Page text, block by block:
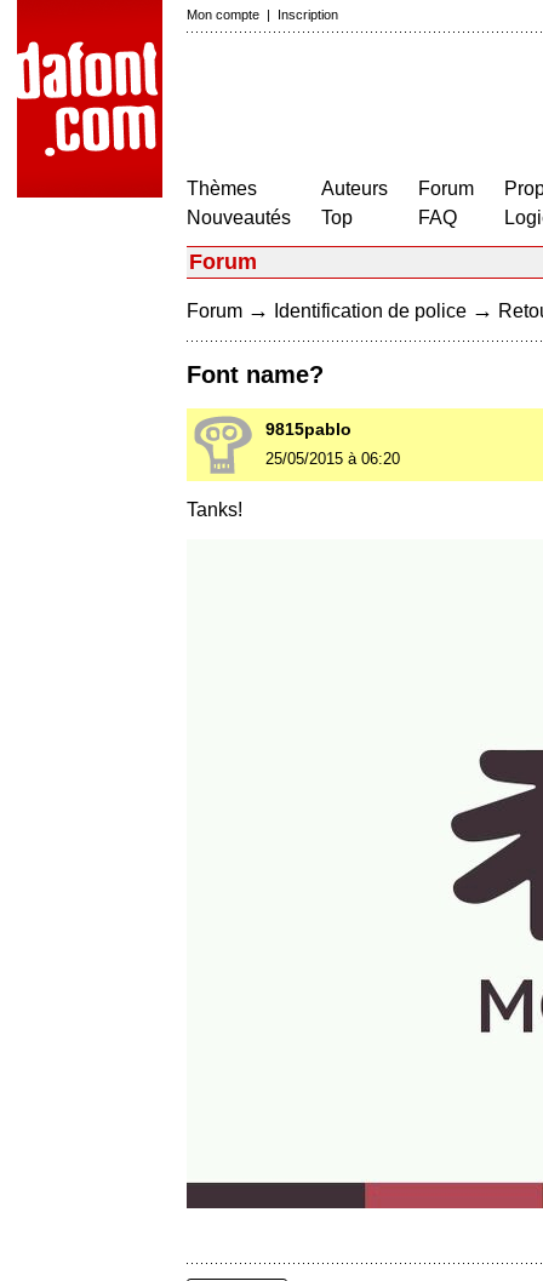
Mon compte | Inscription
Thèmes
Nouveautés
Auteurs
Top
Forum
FAQ
Forum
Forum → Identification de police →
Font name?
9815pablo
25/05/2015 à 06:20
Tanks!